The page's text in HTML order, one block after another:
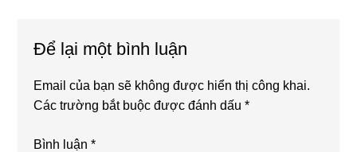
Interactions
Để lại một bình luận
Email của bạn sẽ không được hiển thị công khai.
Các trường bắt buộc được đánh dấu*
Bình luận*